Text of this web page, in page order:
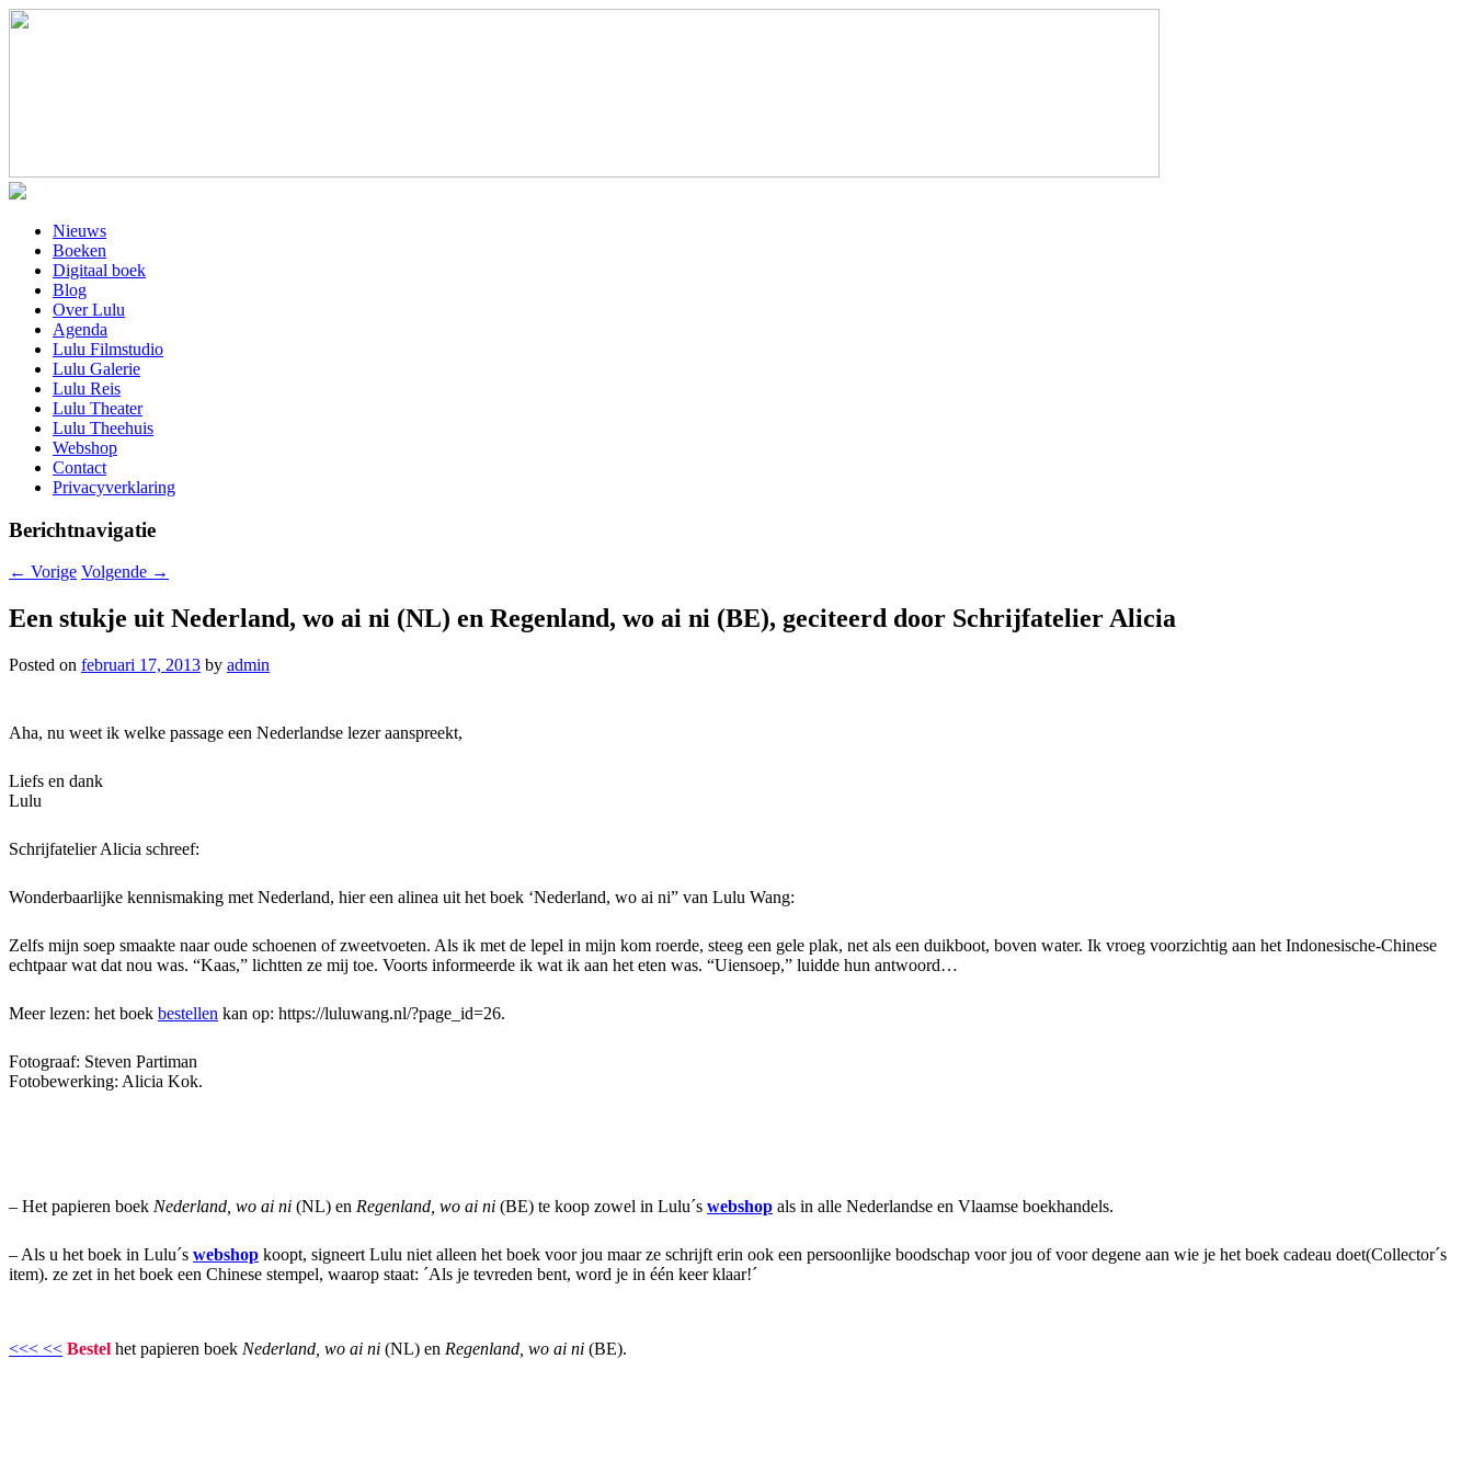
Nieuws
Boeken
Digitaal boek
Blog
Over Lulu
Agenda
Lulu Filmstudio
Lulu Galerie
Lulu Reis
Lulu Theater
Lulu Theehuis
Webshop
Contact
Privacyverklaring
Berichtnavigatie
← Vorige Volgende →
Een stukje uit Nederland, wo ai ni (NL) en Regenland, wo ai ni (BE), geciteerd door Schrijfatelier Alicia
Posted on februari 17, 2013 by admin
Aha, nu weet ik welke passage een Nederlandse lezer aanspreekt,
Liefs en dank
Lulu
Schrijfatelier Alicia schreef:
Wonderbaarlijke kennismaking met Nederland, hier een alinea uit het boek ‘Nederland, wo ai ni” van Lulu Wang:
Zelfs mijn soep smaakte naar oude schoenen of zweetvoeten. Als ik met de lepel in mijn kom roerde, steeg een gele plak, net als een duikboot, boven water. Ik vroeg voorzichtig aan het Indonesische-Chinese
echtpaar wat dat nou was. “Kaas,” lichtten ze mij toe. Voorts informeerde ik wat ik aan het eten was. “Uiensoep,” luidde hun antwoord…
Meer lezen: het boek bestellen kan op: https://luluwang.nl/?page_id=26.
Fotograaf: Steven Partiman
Fotobewerking: Alicia Kok.
– Het papieren boek Nederland, wo ai ni (NL) en Regenland, wo ai ni (BE) te koop zowel in Lulu´s webshop als in alle Nederlandse en Vlaamse boekhandels.
– Als u het boek in Lulu´s webshop koopt, signeert Lulu niet alleen het boek voor jou maar ze schrijft erin ook een persoonlijke boodschap voor jou of voor degene aan wie je het boek cadeau doet(Collector´s
item). ze zet in het boek een Chinese stempel, waarop staat: ´Als je tevreden bent, word je in één keer klaar!´
<<< << Bestel het papieren boek Nederland, wo ai ni (NL) en Regenland, wo ai ni (BE).